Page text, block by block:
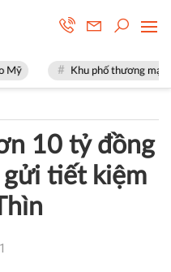
Khu phố thương mại SOHO tại The
10 tỷ đồng
gửi tiết kiệm